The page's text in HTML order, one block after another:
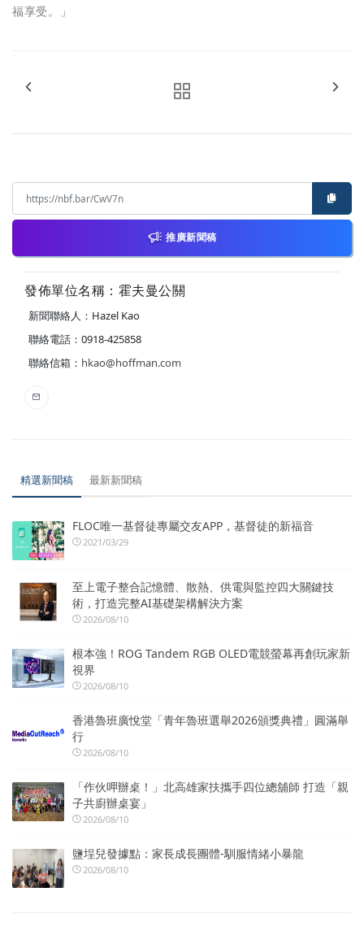
福享受。」
推廣新聞稿
發佈單位名稱：霍夫曼公關
新聞聯絡人：Hazel Kao
聯絡電話：0918-425858
聯絡信箱： hkao@hoffman.com
精選新聞稿 最新新聞稿
FLOC唯一基督徒專屬交友APP，基督徒的新福音
2021/03/29
至上電子整合記憶體、散熱、供電與監控四大關鍵技
術，打造完整AI基礎架構解決方案
2026/08/10
根本強！ROG Tandem RGB OLED電競螢幕再創玩家新
視界
2026/08/10
香港魯班廣悅堂「青年魯班選舉2026頒獎典禮」圓滿舉
行
2026/08/10
「作伙呷辦桌！」北高雄家扶攜手四位總舖師 打造「親
子共廚辦桌宴」
2026/08/10
鹽埕兒發據點：家長成長團體-馴服情緒小暴龍
2026/08/10